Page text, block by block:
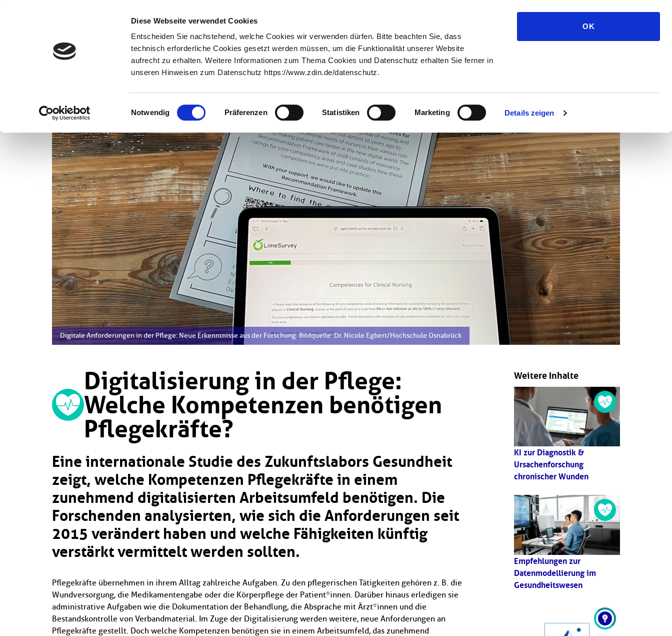
Diese Webseite verwendet Cookies
Entscheiden Sie nachstehend, welche Cookies wir verwenden dürfen. Bitte beachten Sie, dass
technisch erforderliche Cookies gesetzt werden müssen, um die Funktionalität unserer Website
aufrecht zu erhalten. Weitere Informationen zum Thema Cookies und Datenschutz erhalten Sie ferner in
unseren Hinweisen zum Datenschutz https://www.zdin.de/datenschutz.
Einwilligungsauswahl
Notwendig Präferenzen Statistiken Marketing Details zeigen
OK
Wissenschaft
Interaktiver Jahresbericht Forschungsberichte Digitalisierung in der Pflege: Welche Kompetenzen benötigen Pflegekräfte?
Digitale Anforderungen in der Pflege: Neue Erkenntnisse aus der Forschung. Bildquelle: Dr. Nicole Egbert/Hochschule Osnabrück
Digitalisierung in der Pflege:
Welche Kompetenzen benötigen
Pflegekräfte?
Eine internationale Studie des Zukunftslabors Gesundheit
zeigt, welche Kompetenzen Pflegekräfte in einem
zunehmend digitalisierten Arbeitsumfeld benötigen. Die
Forschenden analysierten, wie sich die Anforderungen seit
2015 verändert haben und welche Fähigkeiten künftig
verstärkt vermittelt werden sollten.
Pflegekräfte übernehmen in ihrem Alltag zahlreiche Aufgaben. Zu den pflegerischen Tätigkeiten gehören z. B. die
Wundversorgung, die Medikamentengabe oder die Körperpflege der Patient*innen. Darüber hinaus erledigen sie
administrative Aufgaben wie die Dokumentation der Behandlung, die Absprache mit Ärzt*innen und die
Bestandskontrolle von Verbandmaterial. Im Zuge der Digitalisierung werden weitere, neue Anforderungen an
Pflegekräfte gestellt. Doch welche Kompetenzen benötigen sie in einem Arbeitsumfeld, das zunehmend
Weitere Inhalte
KI zur Diagnostik &
Ursachenforschung
chronischer Wunden
Empfehlungen zur
Datenmodellierung im
Gesundheitswesen